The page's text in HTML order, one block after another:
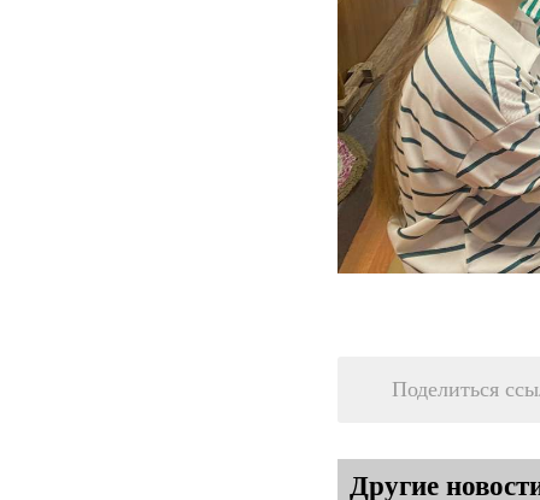
Поделиться
Другие